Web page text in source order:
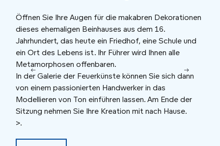
Öffnen Sie Ihre Augen für die makabren Dekorationen
dieses ehemaligen Beinhauses aus dem 16.
Jahrhundert, das heute ein Friedhof, eine Schule und
ein Ort des Lebens ist. Ihr Führer wird Ihnen alle
Metamorphosen offenbaren.
In der Galerie der Feuerkünste können Sie sich dann
von einem passionierten Handwerker in das
Modellieren von Ton einführen lassen. Am Ende der
Sitzung nehmen Sie Ihre Kreation mit nach Hause.
>.